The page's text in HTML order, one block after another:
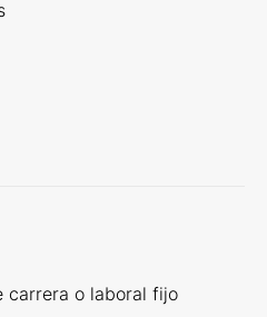
carrera o laboral fijo